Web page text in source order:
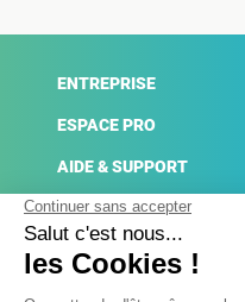
ENTREPRISE
ESPACE PRO
AIDE & SUPPORT
ACTUALITÉS